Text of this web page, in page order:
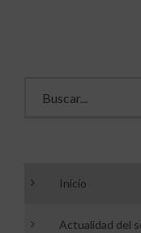
Inicio
Actualidad del